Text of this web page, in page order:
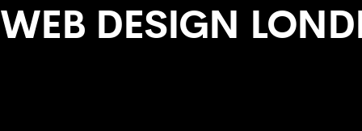
WEB DESIGN